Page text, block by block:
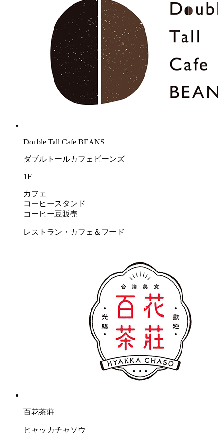
Double Tall Cafe BEANS
ダブルトールカフェビーンズ
1F
カフェ
コーヒースタンド
コーヒー豆販売
レストラン・カフェ＆フード
百花茶莊
ヒャッカチャソウ